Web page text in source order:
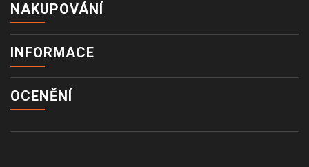
NAKUPOVÁNÍ
INFORMACE
OCENĚNÍ